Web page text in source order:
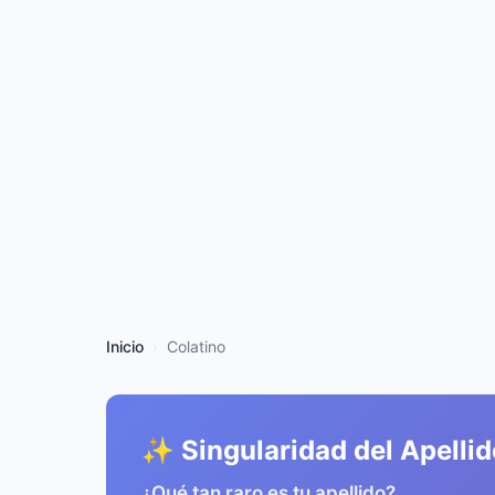
Inicio Colatino
✨ Singularidad del